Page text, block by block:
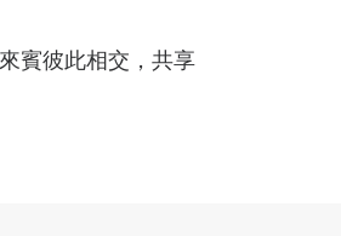
賓彼此相交，共享